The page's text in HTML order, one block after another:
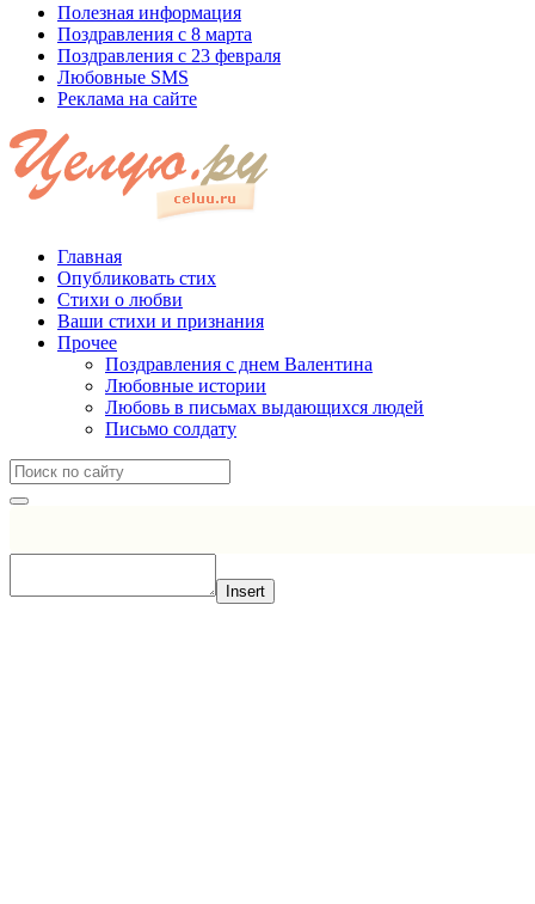
Полезная информация
Поздравления с 8 марта
Поздравления с 23 февраля
Любовные SMS
Реклама на сайте
Главная
Опубликовать стих
Стихи о любви
Ваши стихи и признания
Прочее
Поздравления с днем Валентина
Любовные истории
Любовь в письмах выдающихся людей
Письмо солдату
Insert